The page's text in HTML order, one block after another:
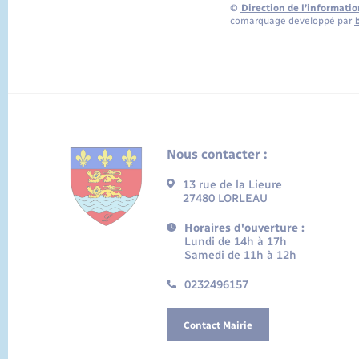
© Direction de
comarquage developpé par
Nous contacter :
13 rue de la Lieure
27480 LORLEAU
Horaires d'ouverture :
Lundi de 14h à 17h
Samedi de 11h à 12h
0232496157
Contact Mairie